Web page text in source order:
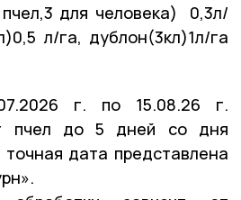
для человека) 0,3л/
л/га, дублон(3кл)1л/га
г. по 15.08.26 г.
пчел до 5 дней со дня
дата представлена